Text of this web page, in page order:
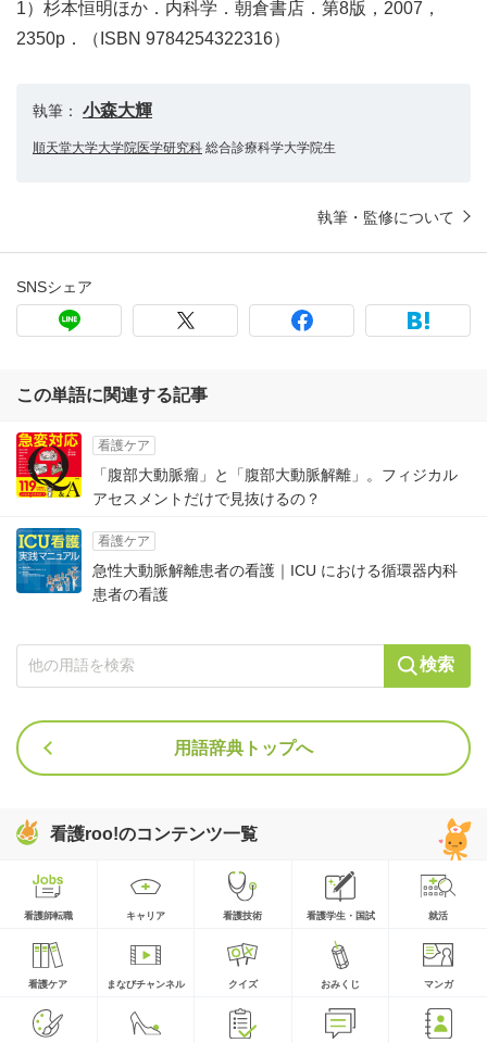
1）杉本恒明ほか．内科学．朝倉書店．第8版，2007，
2350p．（ISBN 9784254322316）
執筆： 小森大輝
順天堂大学大学院医学研究科 総合診療科学大学院生
執筆・監修について
SNSシェア
この単語に関連する記事
看護ケア
「腹部大動脈瘤」と「腹部大動脈解離」。フィジカル
アセスメントだけで見抜けるの？
看護ケア
急性大動脈解離患者の看護｜ICU における循環器内科
患者の看護
検索
用語辞典トップへ
看護roo!のコンテンツ一覧
看護師転職 キャリア 看護技術 看護学生・国試 就活
看護ケア まなびチャンネル クイズ おみくじ マンガ